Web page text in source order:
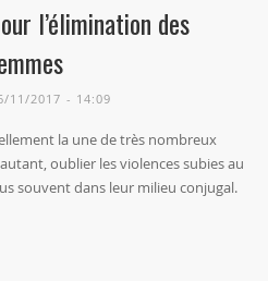
l’élimination des
11/2017 - 14:09
la une de très nombreux
oublier les violences subies au
souvent dans leur milieu conjugal.